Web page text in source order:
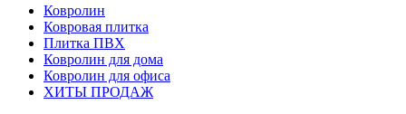
Ковролин
Ковровая плитка
Плитка ПВХ
Ковролин для дома
Ковролин для офиса
ХИТЫ ПРОДАЖ